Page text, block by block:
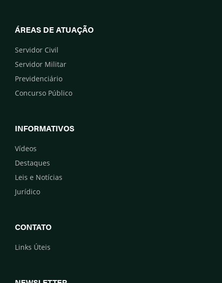
ÁREAS DE ATUAÇÃO
Servidor Civil
Servidor Militar
Previdenciário
Concurso Público
INFORMATIVOS
Vídeos
Destaques
Leis e Notícias
Jurídico
CONTATO
Links Úteis